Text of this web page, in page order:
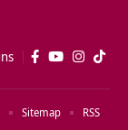
Sitemap RSS